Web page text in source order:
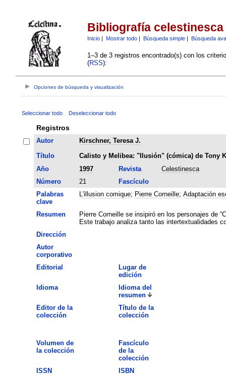
Bibliografía celestinesca
Inicio| Mostrar todo| Búsqueda simple| Búsqueda
1–3 de 3 registros encontrado(s) con los
(RSS):
Opciones de búsqueda y visualización
Seleccionar todo Deseleccionar todo
Registros
Autor
Kirschner, Teresa J.
Título
Calisto y Melibea: "Ilusión" (cómica) de Tony
Año
1997 Revista
Celestinesca
Número
21
Fascículo
Palabras
clave
L'illusion comique; Pierre Corneille; Adaptación
Resumen
Pierre Corneille se insipiró en los personajes de
Este trabajo analiza tanto las intertextualidades
Dirección
Autor
corporativo
Editorial
Lugar de
edición
Idioma
Idioma del
resumen
Editor de la
colección
Título de la
colección
Volumen de
la colección
Fascículo
de la
colección
ISSN
ISBN